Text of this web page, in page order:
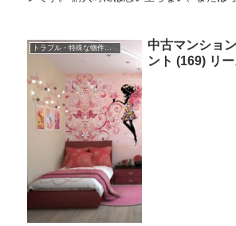
トラブル・特殊な物件の売却
中古マンショ
ント (169) リ